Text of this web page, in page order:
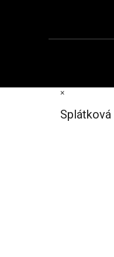
×
Splátková